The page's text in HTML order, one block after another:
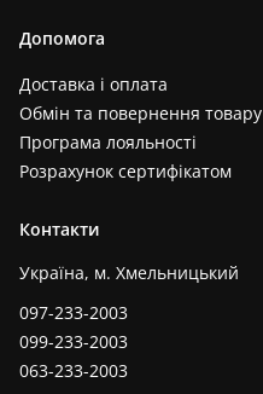
Допомога
Доставка і оплата
Обмін та повернення товару
Програма лояльності
Розрахунок сертифікатом
Контакти
Україна, м. Хмельницький
097-233-2003
099-233-2003
063-233-2003